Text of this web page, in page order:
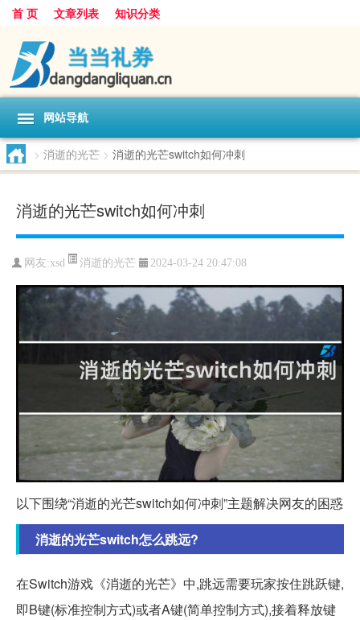
首 页 文章列表 知识分类
网站导航
> 消逝的光芒 > 消逝的光芒switch如何冲刺
消逝的光芒switch如何冲刺
网友:xsd 消逝的光芒 2024-03-24 20:47:08
以下围绕“消逝的光芒switch如何冲刺”主题解决网友的困惑
消逝的光芒switch怎么跳远?
在Switch游戏《消逝的光芒》中,跳远需要玩家按住跳跃键,
即B键(标准控制方式)或者A键(简单控制方式),接着释放键